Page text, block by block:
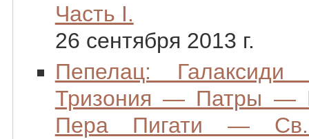
Часть I.
26 сентября 2013 г.
Пепелац:
Тризония — Патры —
Пера Пигати —